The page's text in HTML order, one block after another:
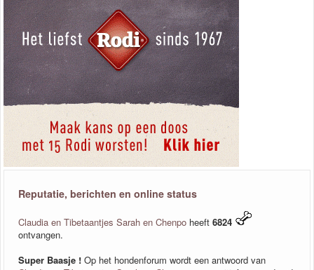
Reputatie, berichten en online status
Claudia en Tibetaantjes Sarah en Chenpo heeft 6824
ontvangen.
Super Baasje ! Op het hondenforum wordt een antwoord van